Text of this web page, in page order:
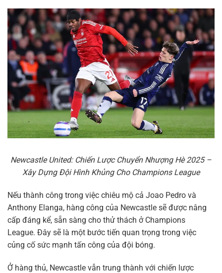
Newcastle United: Chiến Lược Chuyển Nhượng Hè 2025 –
Xây Dựng Đội Hình Khủng Cho Champions League
Nếu thành công trong việc chiêu mộ cả Joao Pedro và
Anthony Elanga, hàng công của Newcastle sẽ được nâng
cấp đáng kể, sẵn sàng cho thử thách ở Champions
League. Đây sẽ là một bước tiến quan trọng trong việc
củng cố sức mạnh tấn công của đội bóng.
Ở hàng thủ, Newcastle vẫn trung thành với chiến lược